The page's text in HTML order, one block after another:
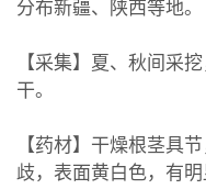
分布新疆、陕西等地。
【采集】夏、秋间采
干。
【药材】干燥根茎具
歧，表面黄白色，有